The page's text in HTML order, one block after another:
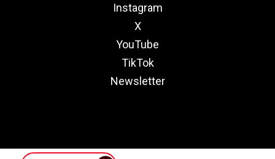
Instagram
X
YouTube
TikTok
Newsletter